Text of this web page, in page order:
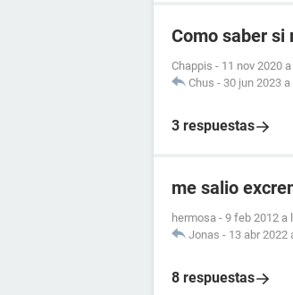
Como saber si
Chappis - 11 nov 2020
Chus - 30 jun 2023
3 respuestas
me salio
hermosa - 9 feb 2012 a
Jonas - 13 abr 2022
8 respuestas